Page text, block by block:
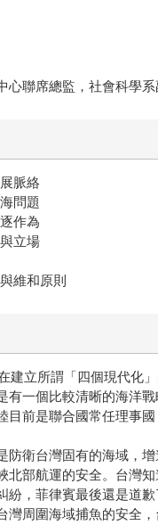
心聯席總監，社會科學
脈絡
問題
作為
立場
維和原則
建立所謂「四個現代化
有一個比較清晰的海洋
目前是聯合國常任理事
防衛台灣固有的海域，
北部航運的安全。台灣
紛，菲律賓最後還是道
灣周圍海域捕魚的安全